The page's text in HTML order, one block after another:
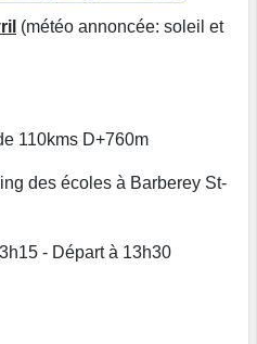
(météo annoncée: soleil et
110kms D+760m
des écoles à Barberey St-
- Départ à 13h30